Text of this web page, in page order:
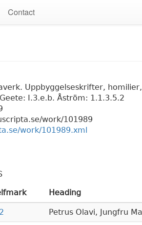
Contact
Uppbyggelseskrifter,
I.3.e.b. Åström: 1.1.3.5.2
work/101989
work/101989.xml
Heading
Petrus Olavi, Jungfru